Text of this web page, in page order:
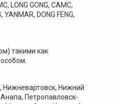
LONG GONG, CAMC,
DONG FENG,
такими как
Нижневартовск, Нижний
Петропавловск-